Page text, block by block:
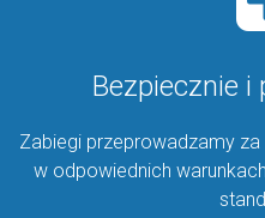
Bezpiecznie i
Zabiegi przeprowadzamy
w odpowiednich